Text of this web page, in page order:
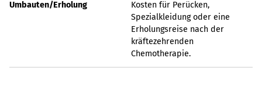
Umbauten/Erholung
Kosten für Perücken,
Spezialkleidung oder eine
Erholungsreise nach der
kräftezehrenden
Chemotherapie.